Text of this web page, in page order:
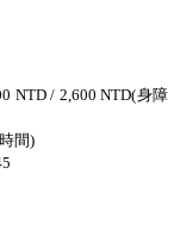
NTD / 2,600 NTD(身障
間)